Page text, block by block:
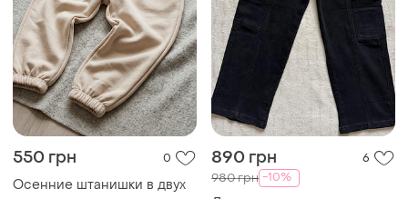
550 грн 0
Осенние штанишки в двух
цветах
92 и еще 4
890 грн 6
980 грн -10%
Джинси карго для хлопчика
134–158 зріст чорні
підліткові штани унісекс
для дівчинки
134 и еще 4